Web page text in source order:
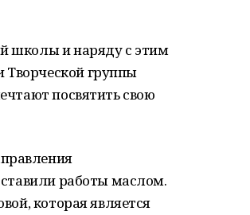
школы и наряду с этим
Творческой группы
посвятить свою
работы маслом.
которая является